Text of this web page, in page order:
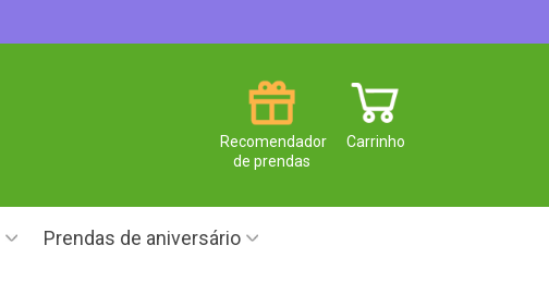
Carrinho
Recomendador
de prendas
Prendas de aniversário